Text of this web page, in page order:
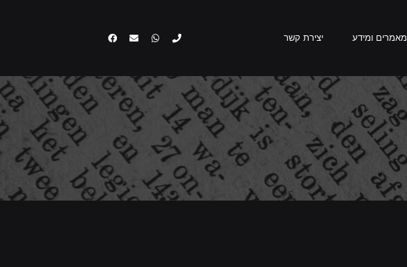
מאמרים ומידע יצירת קשר